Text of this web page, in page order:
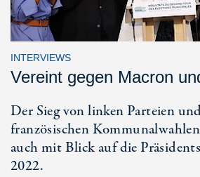
INTERVIEWS
Vereint gegen Macron
Der Sieg von linken Parteien
französischen
auch mit Blick auf die
2022.